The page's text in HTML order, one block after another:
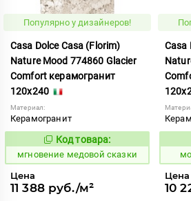
Популярно у дизайнеров!
Casa Dolce Casa (Florim)
Nature Mood 774860 Glacier
Comfort керамогранит
120x240
Материал:
Керамогранит
944465
Код товара:
мгновение медовой сказки
Цена
11 388 руб./м²
Casa
Цена
10